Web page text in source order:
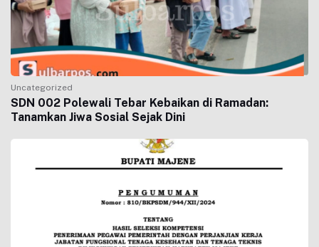
Uncategorized
SDN 002 Polewali Tebar Kebaikan di Ramadan:
Tanamkan Jiwa Sosial Sejak Dini